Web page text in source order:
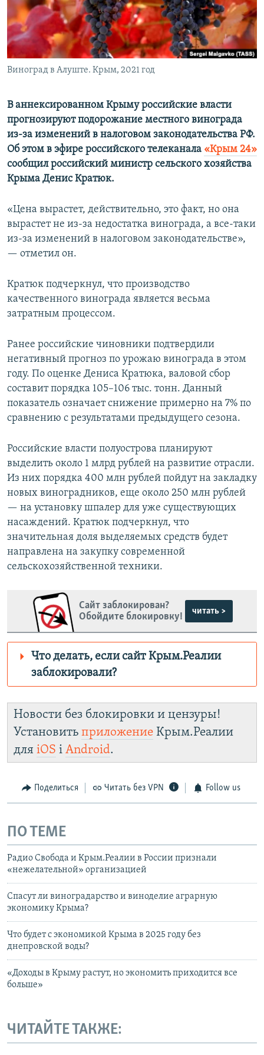
ПОБЕДИТЕЛЕЙ НЕ СУДЯТ?
КРЫМ.НЕПОКОРЕННЫЙ
ELIFBE
УКРАИНСКАЯ ПРОБЛЕМА КРЫМА
ПРИСОЕДИНЯЙТЕСЬ!
Виноград в Алуште. Крым, 2021 год
В аннексированном Крыму российские власти
прогнозируют подорожание местного винограда
из-за изменений в налоговом законодательства РФ.
Об этом в эфире российского телеканала «Крым 24»
сообщил российский министр сельского хозяйства
Крыма Денис Кратюк.
«Цена вырастет, действительно, это факт, но она
вырастет не из-за недостатка винограда, а все-таки
из-за изменений в налоговом законодательстве»,
— отметил он.
Кратюк подчеркнул, что производство
качественного винограда является весьма
затратным процессом.
Ранее российские чиновники подтвердили
негативный прогноз по урожаю винограда в этом
году. По оценке Дениса Кратюка, валовой сбор
составит порядка 105–106 тыс. тонн. Данный
показатель означает снижение примерно на 7% по
сравнению с результатами предыдущего сезона.
Российские власти полуострова планируют
выделить около 1 млрд рублей на развитие отрасли.
Из них порядка 400 млн рублей пойдут на закладку
новых виноградников, еще около 250 млн рублей
— на установку шпалер для уже существующих
насаждений. Кратюк подчеркнул, что
значительная доля выделяемых средств будет
направлена на закупку современной
сельскохозяйственной техники.
Сайт заблокирован?
Обойдите блокировку!
читать >
Что делать, если сайт Крым.Реалии
заблокировали?
Крым.Реалии
зеркального
сайта :https://d3dv3hq5j6e008.cloudfront.net/
установить VPN .
Новости без блокировки и цензуры!
Установить приложение Крым.Реалии
для iOS і Android.
Поделиться Читать без VPN Follow us
ПО ТЕМЕ
Радио Свобода и Крым.Реалии в России признали
«нежелательной» организацией
Спасут ли виноградарство и виноделие аграрную
экономику Крыма?
Что будет с экономикой Крыма в 2025 году без
днепровской воды?
«Доходы в Крыму растут, но экономить приходится все
больше»
ЧИТАЙТЕ ТАКЖЕ: